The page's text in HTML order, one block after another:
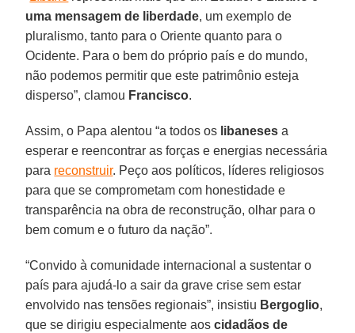
uma mensagem de liberdade, um exemplo de
pluralismo, tanto para o Oriente quanto para o
Ocidente. Para o bem do próprio país e do mundo,
não podemos permitir que este patrimônio esteja
disperso”, clamou Francisco.
Assim, o Papa alentou “a todos os libaneses a
esperar e reencontrar as forças e energias necessária
para reconstruir. Peço aos políticos, líderes religiosos
para que se comprometam com honestidade e
transparência na obra de reconstrução, olhar para o
bem comum e o futuro da nação”.
“Convido à comunidade internacional a sustentar o
país para ajudá-lo a sair da grave crise sem estar
envolvido nas tensões regionais”, insistiu Bergoglio,
que se dirigiu especialmente aoscidadãos de